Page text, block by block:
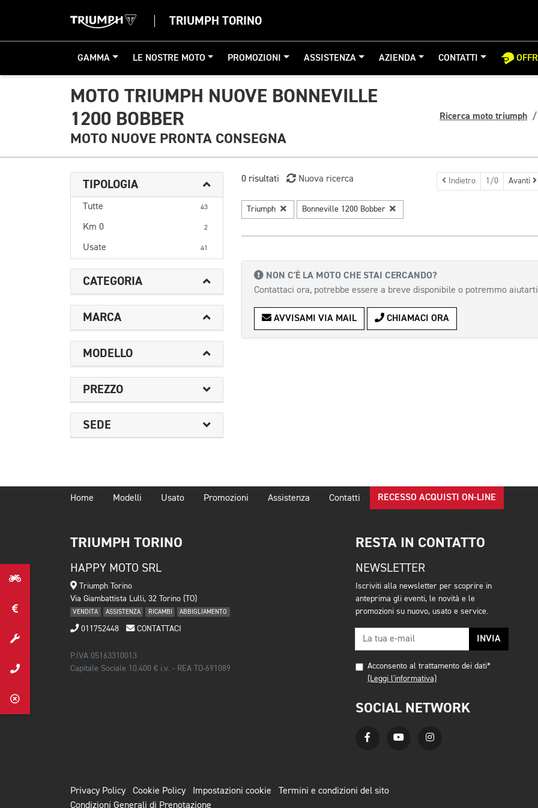
TRIUMPH TORINO
GAMMA LE NOSTRE MOTO PROMOZIONI ASSISTENZA AZIENDA CONTATTI
MOTO TRIUMPH NUOVE BONNEVILLE
1200 BOBBER
MOTO NUOVE PRONTA CONSEGNA
Ricerca moto triumph
TIPOLOGIA
Tutte 43
Km 0 2
Usate 41
CATEGORIA
MARCA
MODELLO
PREZZO
SEDE
0 risultati Nuova ricerca Indietro 1/0 Avanti
Triumph Bonneville 1200 Bobber
NON C'È LA MOTO CHE STAI CERCANDO?
Contattaci ora, potrebbe essere a breve disponibile o potremmo
AVVISAMI VIA MAIL CHIAMACI ORA
Home Modelli Usato Promozioni Assistenza Contatti RECESSO ACQUISTI ON-LINE
TRIUMPH TORINO
HAPPY MOTO SRL
Triumph Torino
Via Giambattista Lulli, 32 Torino (TO)
VENDITA ASSISTENZA RICAMBI ABBIGLIAMENTO
011752448 CONTATTACI
P.IVA 05163310013
Capitale Sociale 10.400 € i.v. - REA TO-691089
RESTA IN CONTATTO
NEWSLETTER
Iscriviti alla newsletter per scoprire in
anteprima gli eventi, le novità e le
promozioni su nuovo, usato e service.
INVIA
Acconsento al trattamento dei dati*
(Leggi l'informativa)
SOCIAL NETWORK
Privacy Policy Cookie Policy Impostazioni cookie
Termini e condizioni del sito
Condizioni Generali di Prenotazione